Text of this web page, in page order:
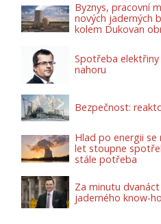
Byznys, pracovní
nových jaderných
kolem Dukovan
Spotřeba
nahoru
Bezpečnost:
Hlad po energii
let stoupne
stále potřeba
Za minutu
jaderného know-